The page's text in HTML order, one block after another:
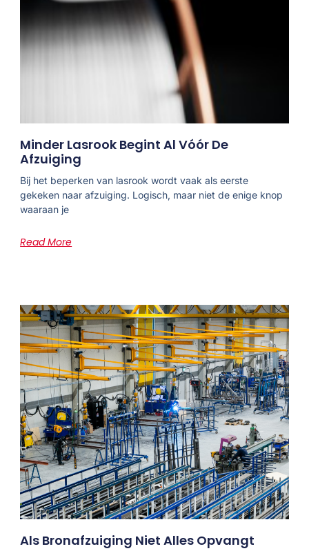
Minder Lasrook Begint Al Vóór De
Afzuiging
Bij het beperken van lasrook wordt vaak als eerste
gekeken naar afzuiging. Logisch, maar niet de enige knop
waaraan je
Read More
Als Bronafzuiging Niet Alles Opvangt